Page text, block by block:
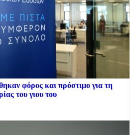
φόρος και πρόστιμο για τη
του γιου του